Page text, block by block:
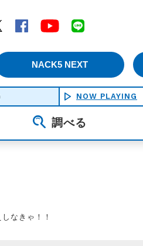
Twitter
Facebook YouTube
NACK5 NEXT
NOW PLAYING
調べる
なきゃ！！